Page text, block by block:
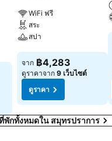
WiFi ฟรี
สระ
สปา
ดูราคา
จาก ฿4,283
ดูราคาจาก 9 เว็บไซต์
ดูราคา
พักทั้งหมดใน สมุทรปราการ